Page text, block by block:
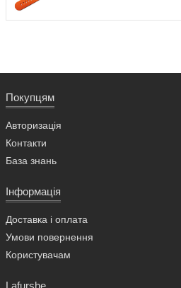
Покупцям
Авторизація
Контакти
База знань
Інформація
Доставка і оплата
Умови повернення
Користувачам
Lafurshe